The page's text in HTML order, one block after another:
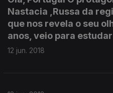
Nastacia ,Russa da
que nos revela o seu
anos, veio para estudar
12 jun. 2018